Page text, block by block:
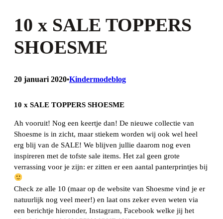
10 x SALE TOPPERS
SHOESME
20 januari 2020•Kindermodeblog
10 x SALE TOPPERS SHOESME
Ah vooruit! Nog een keertje dan! De nieuwe collectie van
Shoesme is in zicht, maar stiekem worden wij ook wel heel
erg blij van de SALE! We blijven jullie daarom nog even
inspireren met de tofste sale items. Het zal geen grote
verrassing voor je zijn: er zitten er een aantal panterprintjes bij
Check ze alle 10 (maar op de website van Shoesme vind je er
natuurlijk nog veel meer!) en laat ons zeker even weten via
een berichtje hieronder, Instagram, Facebook welke jij het